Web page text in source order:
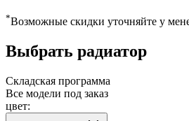
*Возможные скидки уточняйте у
Выбрать радиатор
Складская программа
Все модели под заказ
цвет: